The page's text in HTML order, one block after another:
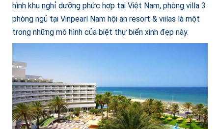
hình khu nghỉ dưỡng phức hợp tại Việt Nam, phòng villa 3
phòng ngủ tại Vinpearl Nam hội an resort & viilas là một
trong những mô hình của biệt thự biển xinh đẹp này.